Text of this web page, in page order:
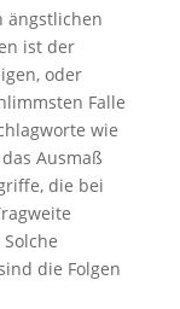
ängstlichen
ist der
oder
Falle
wie
Ausmaß
die bei
die Folgen